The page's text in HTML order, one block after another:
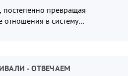
постепенно превращая
отношения в систему
- ОТВЕЧАЕМ